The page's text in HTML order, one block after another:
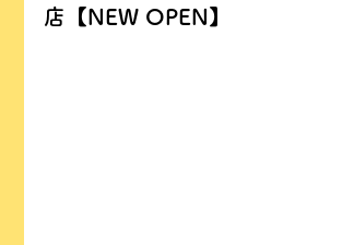
店【NEW OPEN】